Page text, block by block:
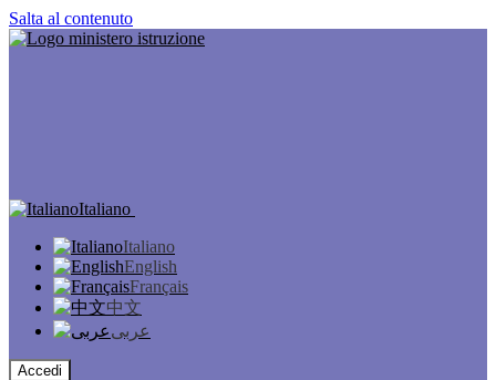
Salta al contenuto
Italiano
Italiano
English
Français
中文
عربى
Accedi